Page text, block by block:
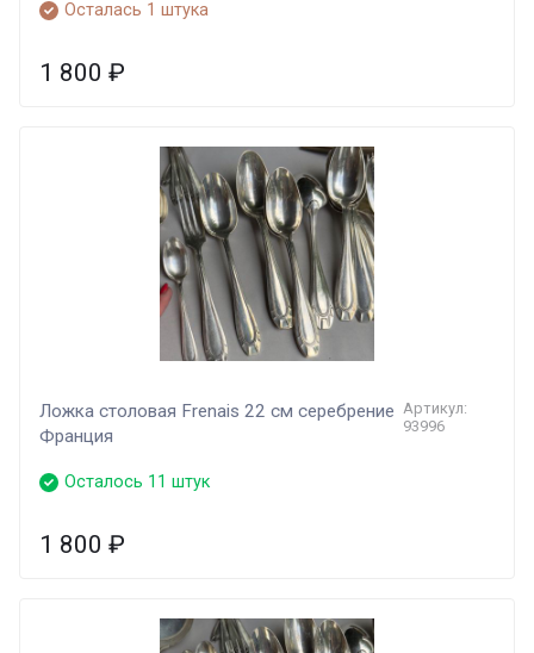
Осталась 1 штука
1 800 ₽
Ложка столовая Frenais 22 см серебрение
Франция
Артикул:
93996
Осталось 11 штук
1 800 ₽